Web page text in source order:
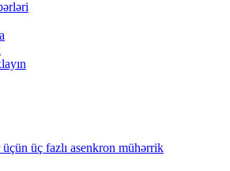
üç fazlı asenkron mühərrik